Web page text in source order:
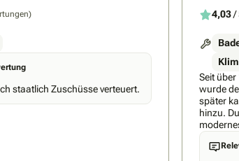
staatlich Zuschüsse verteuert.
4,03/
Seit
wurde
später
hinzu.
Bäder